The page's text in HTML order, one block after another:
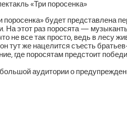
«Три поросенка»
поросенка» будет представлена
На этот раз поросята —
не все так просто, ведь в лесу
тут же нацелится съесть
где поросятам предстоит
аудитории о